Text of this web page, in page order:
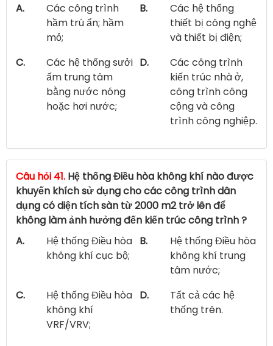
A.
Các công trình
hầm trú ẩn; hầm
mỏ;
B.
Các hệ thống
thiết bị công nghệ
và thiết bị điện;
C.
Các hệ thống sưởi
ấm trung tâm
bằng nước nóng
hoặc hơi nước;
D.
Các công trình
kiến trúc nhà ở,
công trình công
cộng và công
trình công nghiệp.
Câu hỏi 41. Hệ thống Điều hòa không khí nào được
khuyến khích sử dụng cho các công trình dân
dụng có diện tích sàn từ 2000 m2 trở lên để
không làm ảnh hưởng đến kiến trúc công trình ?
A.
Hệ thống Điều hòa
không khí cục bộ;
B.
Hệ thống Điều hòa
không khí trung
tâm nước;
C.
Hệ thống Điều hòa
không khí
VRF/VRV;
D.
Tất cả các hệ
thống trên.